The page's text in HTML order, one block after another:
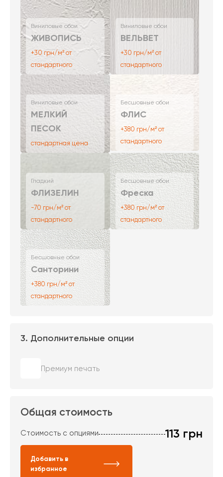
Виниловые обои
ЖИВОПИСЬ
+30 грн/м² от
стандартного
Виниловые обои
ВЕЛЬВЕТ
+30 грн/м² от
стандартного
Виниловые обои
МЕЛКИЙ
ПЕСОК
стандартная цена
Бесшовные обои
ФЛИС
+380 грн/м² от
стандартного
Гладкий
ФЛИЗЕЛИН
-70 грн/м² от
стандартного
Бесшовные обои
Фреска
+380 грн/м² от
стандартного
Бесшовные обои
Санторини
+380 грн/м² от
стандартного
3. Дополнительные опции
Премиум печать
Общая стоимость
Стоимость с опциями 113 грн
Добавить в
избранное